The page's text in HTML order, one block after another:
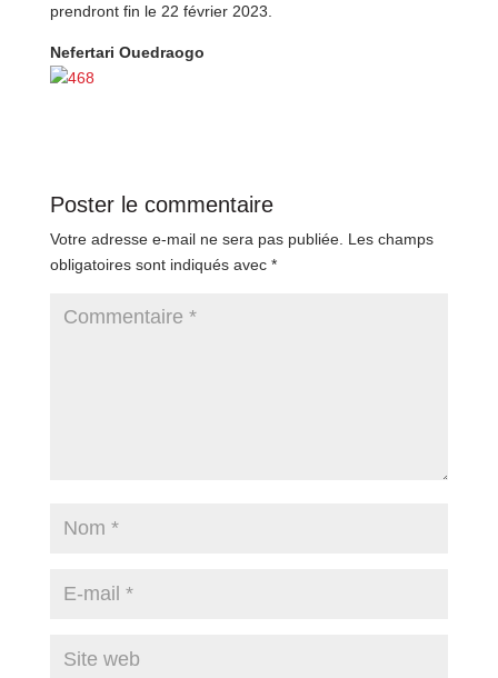
prendront fin le 22 février 2023.
Nefertari Ouedraogo
Poster le commentaire
Votre adresse e-mail ne sera pas publiée. Les champs
obligatoires sont indiqués avec *